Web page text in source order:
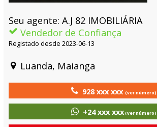
Seu agente: A.J 82 IMOBILIÁRIA
Vendedor de Confiança
Registado desde 2023-06-13
Luanda, Maianga
928 xxx xxx(ver número)
+24 xxx xxx(ver número)